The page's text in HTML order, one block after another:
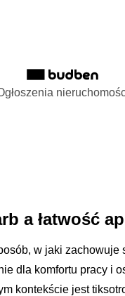
a łatwość
w jaki zachowuje
dla komfortu pracy i
kontekście jest